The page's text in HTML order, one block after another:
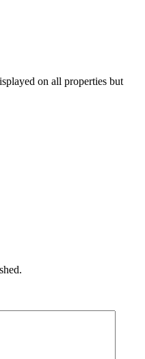
on all properties but